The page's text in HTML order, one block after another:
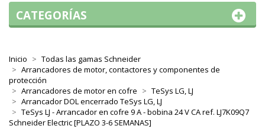
Inicio
Todas las gamas Schneider
Arrancadores de motor, contactores y componentes de
protección
Arrancadores de motor en cofre
TeSys LG, LJ
Arrancador DOL encerrado TeSys LG, LJ
TeSys LJ - Arrancador en cofre 9 A - bobina 24 V CA ref. LJ7K09Q7
Schneider Electric [PLAZO 3-6 SEMANAS]
CATEGORÍAS